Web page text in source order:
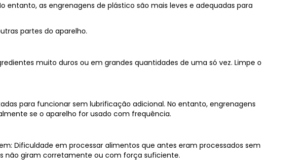
as engrenagens de plástico são mais leves e adequadas para
partes do aparelho.
muito duros ou em grandes quantidades de uma só vez. Limpe o
para funcionar sem lubrificação adicional. No entanto, engrenagens
se o aparelho for usado com frequência.
Dificuldade em processar alimentos que antes eram processados sem
não giram corretamente ou com força suficiente.